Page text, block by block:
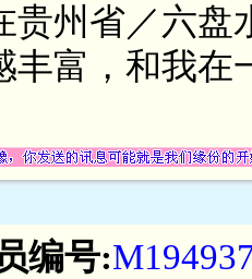
贵州省／六
丰富，和我在
编号: